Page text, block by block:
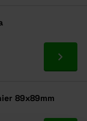
Ga
89x89mm